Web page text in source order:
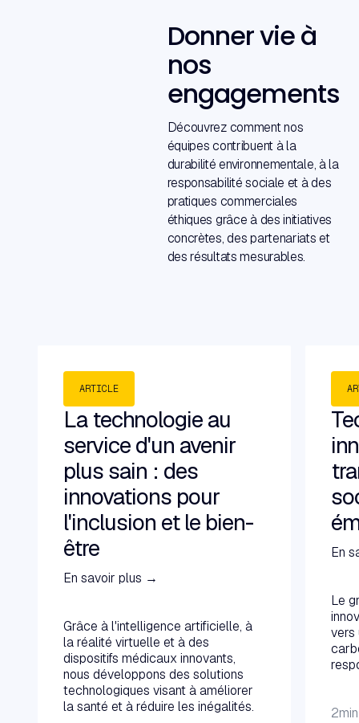
Donner vie à
nos
engagements
Découvrez comment nos
équipes contribuent à la
durabilité environnementale, à la
responsabilité sociale et à des
pratiques commerciales
éthiques grâce à des initiatives
concrètes, des partenariats et
des résultats mesurables.
ARTICLE
La technologie au
service d'un avenir
plus sain : des
innovations pour
l'inclusion et le bien-
être
En savoir plus →
Grâce à l'intelligence artificielle, à
la réalité virtuelle et à des
dispositifs médicaux innovants,
nous développons des solutions
technologiques visant à améliorer
la santé et à réduire les inégalités.
En
Le
vers
2